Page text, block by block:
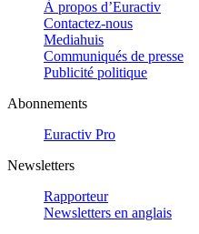
À propos d’Euractiv
Contactez-nous
Mediahuis
Communiqués de presse
Publicité politique
Abonnements
Euractiv Pro
Newsletters
Rapporteur
Newsletters en anglais